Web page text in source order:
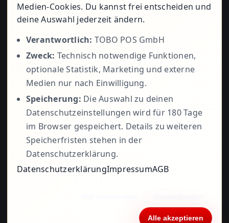
+49 5723
799979
vorbehalten
Medien-Cookies. Du kannst frei entscheiden und
deine Auswahl jederzeit ändern.
Verantwortlich: TOBO POS GmbH
Zweck: Technisch notwendige Funktionen,
optionale Statistik, Marketing und externe
Medien nur nach Einwilligung.
Speicherung: Die Auswahl zu deinen
Datenschutzeinstellungen wird für 180 Tage
im Browser gespeichert. Details zu weiteren
Speicherfristen stehen in der
Datenschutzerklärung.
DatenschutzerklärungImpressumAGB
Alle akzeptieren